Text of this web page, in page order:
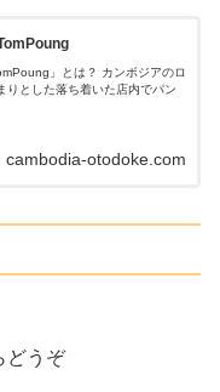
」とは？ カンボジアのロ
りとした落ち着いた店内でパン
cambodia-otodoke.com
どうぞ